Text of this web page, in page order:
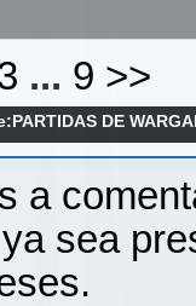
... 9 >>
DE
a
sea